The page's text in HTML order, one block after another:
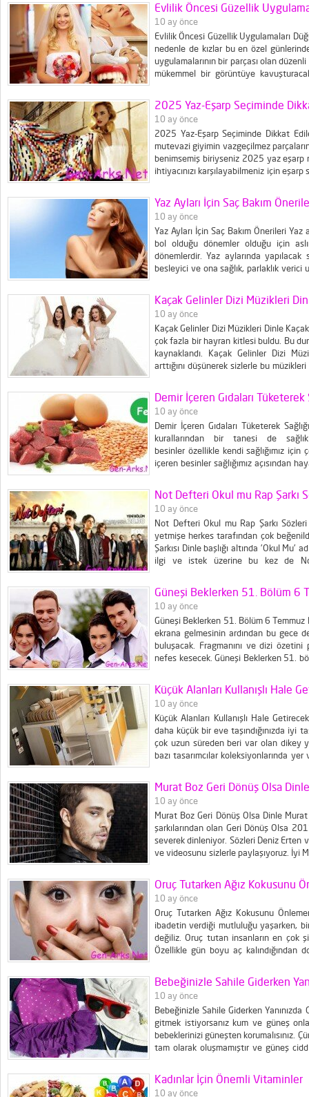
Evlilik Öncesi Güzellik
10 ay önce
Evlilik Öncesi Güzellik Uygulamaları
nedenle de kızlar bu en özel
uygulamalarının bir parçası olan
mükemmel bir görüntüye
2025 Yaz-Eşarp Seçiminde
10 ay önce
2025 Yaz-Eşarp Seçiminde Dikkat
mutevazi giyimin vazgeçilmez
benimsemiş biriyseniz 2025 yaz eşarp
ihtiyacınızı karşılayabilmeniz için
paylaşacağız. Keyifli okumalar. İlk
Yaz Ayları İçin Saç Bakım
10 ay önce
Yaz Ayları İçin Saç Bakım Önerileri
bol olduğu dönemler olduğu için
dönemlerdir. Yaz aylarında yapılacak
besleyici ve ona sağlık, parlaklık verici
Kaçak Gelinler Dizi Müzikleri
10 ay önce
Kaçak Gelinler Dizi Müzikleri Dinle
çok fazla bir hayran kitlesi buldu. Bu
kaynaklandı. Kaçak Gelinler Dizi
arttığını düşünerek sizlerle bu
Demir İçeren Gıdaları Tüketerek
10 ay önce
Demir İçeren Gıdaları Tüketerek
kurallarından bir tanesi de
besinler özellikle kendi sağlığımız
içeren besinler sağlığımız açısından
yorgun ve sağlıksız bir bünyeye sahip
Not Defteri Okul mu Rap Şarkı
10 ay önce
Not Defteri Okul mu Rap Şarkı
yetmişe herkes tarafından çok
Şarkısı Dinle başlığı altında 'Okul Mu'
ilgi ve istek üzerine bu kez de
Güneşi Beklerken 51. Bölüm 6
10 ay önce
Güneşi Beklerken 51. Bölüm 6
ekrana gelmesinin ardından bu gece
buluşacak. Fragmanını ve dizi özetini
nefes kesecek. Güneşi Beklerken 51.
Küçük Alanları Kullanışlı Hale
10 ay önce
Küçük Alanları Kullanışlı Hale
daha küçük bir eve taşındığınızda iyi
çok uzun süreden beri var olan dikey
bazı tasarımcılar koleksiyonlarında
Murat Boz Geri Dönüş Olsa Dinle
10 ay önce
Murat Boz Geri Dönüş Olsa Dinle
şarkılarından olan Geri Dönüş Olsa
severek dinleniyor. Sözleri Deniz Erten
ve videosunu sizlerle paylaşıyoruz. İyi
Oruç Tutarken Ağız Kokusunu
10 ay önce
Oruç Tutarken Ağız Kokusunu
ibadetin verdiği mutluluğu yaşarken,
değiliz. Oruç tutan insanların en çok
Özellikle gün boyu aç kalındığından
Bebeğinizle Sahile Giderken
10 ay önce
Bebeğinizle Sahile Giderken
gitmek istiyorsanız kum ve güneş
bebeklerinizi güneşten korumalısınız.
tam olarak oluşmamıştır ve güneş
zorundaysanız da yazımızda
Kadınlar İçin Önemli Vitaminler
10 ay önce